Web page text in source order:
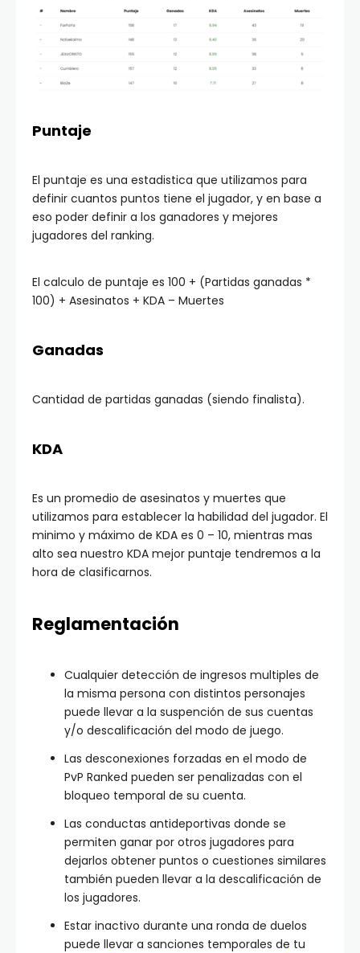
Puntaje
El puntaje es una estadistica que utilizamos para
definir cuantos puntos tiene el jugador, y en base a
eso poder definir a los ganadores y mejores
jugadores del ranking.
El calculo de puntaje es 100 + (Partidas ganadas *
100) + Asesinatos + KDA – Muertes
Ganadas
Cantidad de partidas ganadas (siendo finalista).
KDA
Es un promedio de asesinatos y muertes que
utilizamos para establecer la habilidad del jugador. El
minimo y máximo de KDA es 0 – 10, mientras mas
alto sea nuestro KDA mejor puntaje tendremos a la
hora de clasificarnos.
Reglamentación
Cualquier detección de ingresos multiples de
la misma persona con distintos personajes
puede llevar a la suspención de sus cuentas
y/o descalificación del modo de juego.
Las desconexiones forzadas en el modo de
PvP Ranked pueden ser penalizadas con el
bloqueo temporal de su cuenta.
Las conductas antideportivas donde se
permiten ganar por otros jugadores para
dejarlos obtener puntos o cuestiones similares
también pueden llevar a la descalificación de
los jugadores.
Estar inactivo durante una ronda de duelos
puede llevar a sanciones temporales de tu